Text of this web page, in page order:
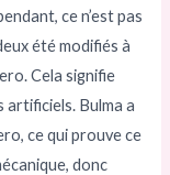
ce n’est pas
été modifiés à
Cela signifie
artificiels. Bulma a
ce qui prouve ce
donc